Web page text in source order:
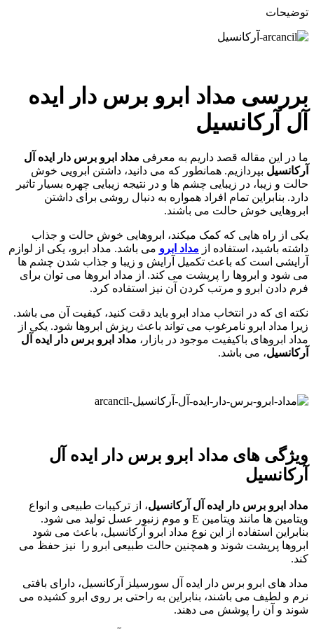
توضیحات
بررسی مداد ابرو برس دار ایده
آل آرکانسیل
ما در این مقاله قصد داریم به معرفی مداد ابرو برس دار ایده آل
آرکانسیل بپردازیم. همانطور که می دانید، داشتن ابرویی خوش
حالت و زیبا، در زیبایی چشم ها و در نتیجه زیبایی چهره بسیار تاثیر
دارد. بنابراین تمام افراد همواره به دنبال روشی برای داشتن
ابروهایی خوش حالت می باشند.
یکی از راه هایی که کمک میکند، ابروهایی خوش حالت و جذاب
داشته باشید، استفاده از مداد ابرو می باشد. مداد ابرو، یکی از لوازم
آرایشی است که باعث تکمیل آرایش و زیبا و جذاب شدن چشم ها
می شود و ابروها را پرپشت می کند. از مداد ابروها می توان برای
فرم دادن ابرو و مرتب کردن آن نیز استفاده کرد.
نکته ای که در انتخاب مداد ابرو باید دقت کنید، کیفیت آن می باشد.
زیرا مداد ابرو نامرغوب می تواند باعث ریزش ابروها شود. یکی از
مداد ابروهای باکیفیت موجود در بازار، مداد ابرو برس دار ایده آل
آرکانسیل، می باشد.
ویژگی های مداد ابرو برس دار ایده آل
آرکانسیل
مداد ابرو برس دار ایده آل آرکانسیل، از ترکیبات طبیعی و انواع
ویتامین ها مانند ویتامین E و موم زنبور عسل تولید می شود.
بنابراین استفاده از این نوع مداد ابرو آرکانسیل، باعث می شود
ابروها پرپشت شوند و همچنین حالت طبیعی ابرو را نیز حفظ می
کند.
مداد های ابرو برس دار ایده آل سورسیلز آرکانسیل، دارای بافتی
نرم و لطیف می باشند، بنابراین به راحتی بر روی ابرو کشیده می
شوند و آن را پوشش می دهند.